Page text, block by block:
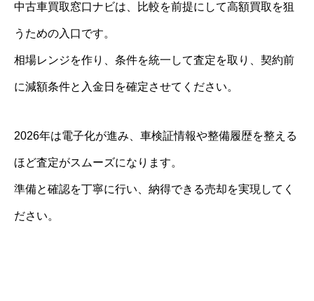
中古車買取窓口ナビは、比較を前提にして高額買取を狙
うための入口です。
相場レンジを作り、条件を統一して査定を取り、契約前
に減額条件と入金日を確定させてください。
2026年は電子化が進み、車検証情報や整備履歴を整える
ほど査定がスムーズになります。
準備と確認を丁寧に行い、納得できる売却を実現してく
ださい。